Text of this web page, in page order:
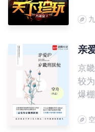
人
力
缘
亲
京
较
爆
高